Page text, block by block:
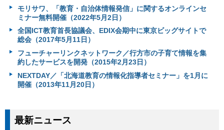
モリサワ、「教育・自治体情報発信」に関するオンラインセ
ミナー無料開催（2022年5月2日）
全国ICT教育首長協議会、EDIX会期中に東京ビッグサイトで
総会（2017年5月11日）
フューチャーリンクネットワーク／行方市の子育て情報を集
約したサービスを開発（2015年2月23日）
NEXTDAY／「北海道教育の情報化指導者セミナー」を1月に
開催（2013年11月20日）
最新ニュース